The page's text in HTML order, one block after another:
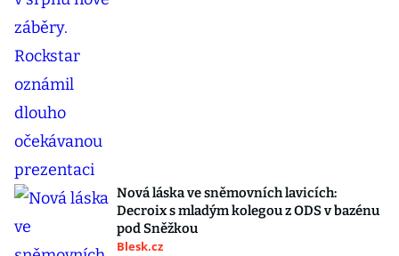
Nová láska ve sněmovních lavicích:
Decroix s mladým kolegou z ODS v bazénu
pod Sněžkou
Blesk.cz